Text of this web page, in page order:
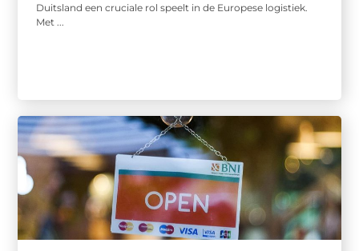
Duitsland een cruciale rol speelt in de Europese logistiek.
Met ...